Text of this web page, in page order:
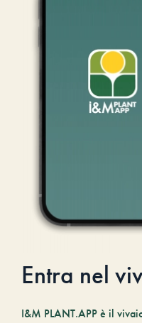
Entra nel
I&M PLANT.APP è il